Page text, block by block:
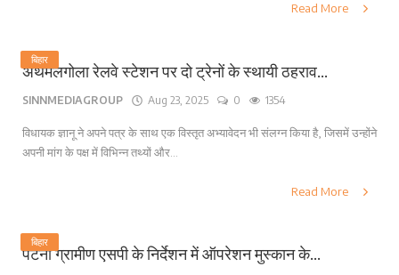
Read More
बिहार
अथमलगोला रेलवे स्टेशन पर दो ट्रेनों के स्थायी ठहराव...
SINNMEDIAGROUP Aug 23, 2025 0 1354
विधायक ज्ञानू ने अपने पत्र के साथ एक विस्तृत अभ्यावेदन भी संलग्न किया है, जिसमें उन्होंने
अपनी मांग के पक्ष में विभिन्न तथ्यों और...
Read More
बिहार
पटना ग्रामीण एसपी के निर्देशन में ऑपरेशन मुस्कान के...